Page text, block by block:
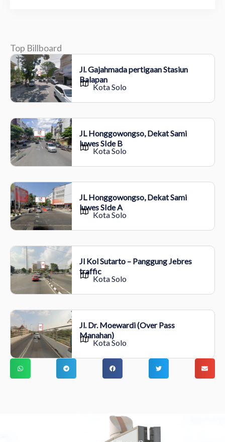
Top Billboard
Jl. Gajahmada pertigaan Stasiun
Balapan
Kota Solo
JL Honggowongso, Dekat Sami
luwes SIde B
Kota Solo
JL Honggowongso, Dekat Sami
luwes SIde A
Kota Solo
Jl Kol Sutarto – Panggung Jebres
traffic
Kota Solo
Jl. Dr. Moewardi (Over Pass
Manahan)
Kota Solo